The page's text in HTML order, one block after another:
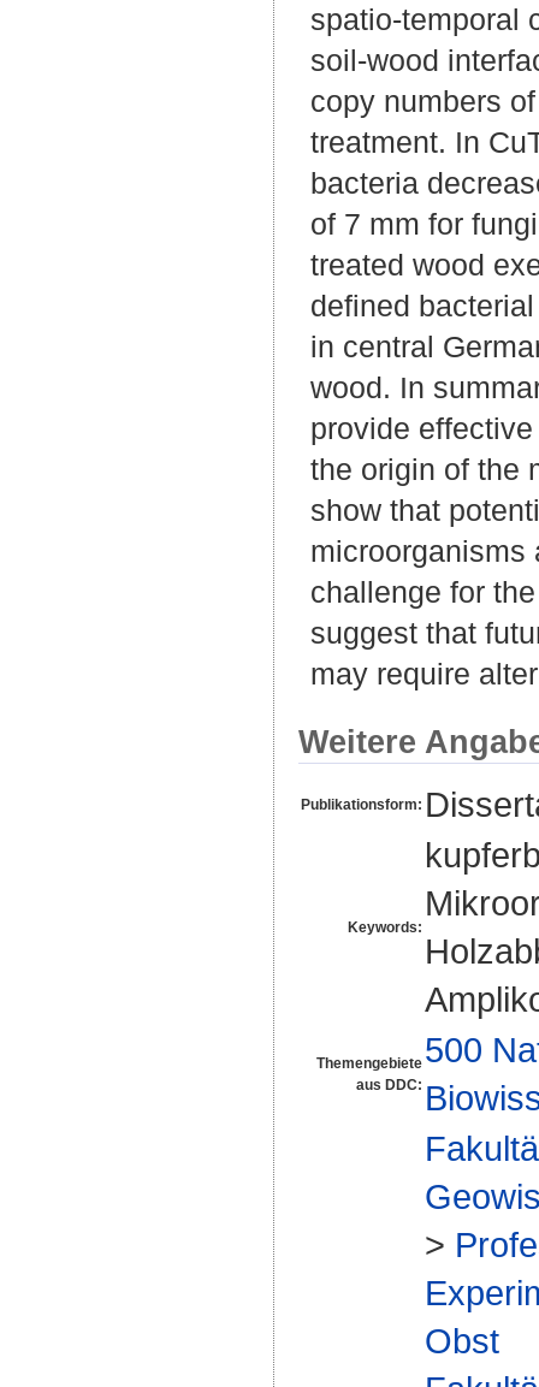
spatio-temporal
soil-wood
copy numbers
treatment. In
bacteria
of 7 mm for
treated wood
defined
in central
wood. In
provide
the origin of the
show that
microorganisms
challenge for
suggest that
may require
Weitere
Publikationsform:
Keywords:
Themengebiete
aus DDC:
500
>
Obst